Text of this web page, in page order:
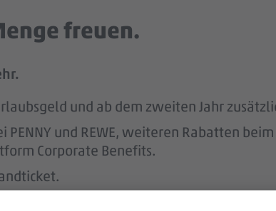
freuen.
und ab dem zweiten Jahr
und REWE, weiteren Rabatten
Corporate Benefits.
REWE Group hast du mehr Rente im Alter.